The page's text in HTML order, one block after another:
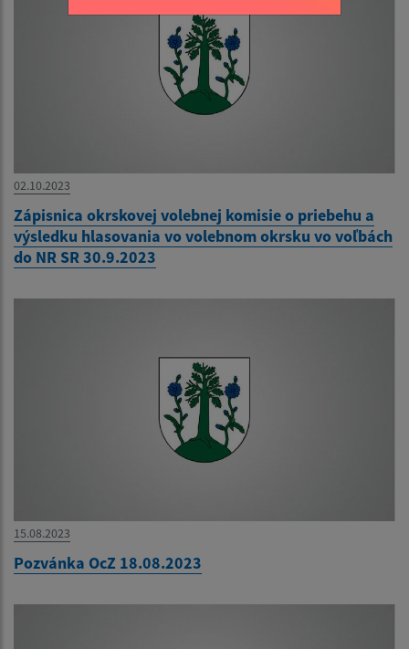
02.10.2023
Zápisnica okrskovej volebnej komisie o priebehu a
výsledku hlasovania vo volebnom okrsku vo voľbách
do NR SR 30.9.2023
15.08.2023
Pozvánka OcZ 18.08.2023